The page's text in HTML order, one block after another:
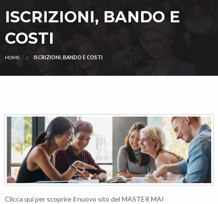
ISCRIZIONI, BANDO E
COSTI
HOME ISCRIZIONI, BANDO E COSTI
Clicca quiper scoprire il nuovo sito del MASTER MAI